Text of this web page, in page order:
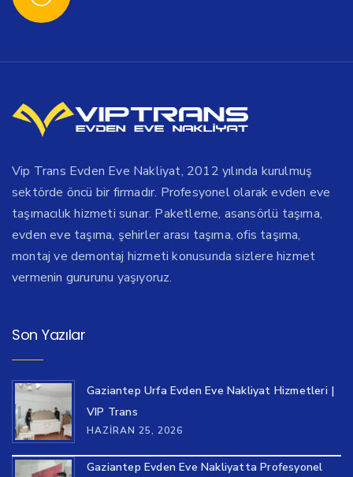
Vip Trans Evden Eve Nakliyat, 2012 yılında kurulmuş
sektörde öncü bir firmadır. Profesyonel olarak evden eve
taşımacılık hizmeti sunar. Paketleme, asansörlü taşıma,
evden eve taşıma, şehirler arası taşıma, ofis taşıma,
montaj ve demontaj hizmeti konusunda sizlere hizmet
vermenin gururunu yaşıyoruz.
Son Yazılar
Gaziantep Urfa Evden Eve Nakliyat Hizmetleri |
VIP Trans
HAZIRAN 25, 2026
Gaziantep Evden Eve Nakliyatta Profesyonel